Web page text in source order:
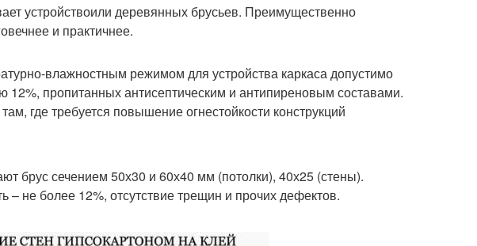
устройствоили деревянных брусьев. Преимущественно
и практичнее.
влажностным режимом для устройства каркаса допустимо
пропитанных антисептическим и антипиреновым составами.
где требуется повышение огнестойкости конструкций
брус сечением 50х30 и 60х40 мм (потолки), 40х25 (стены).
не более 12%, отсутствие трещин и прочих дефектов.